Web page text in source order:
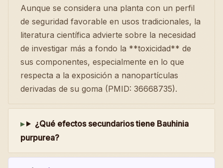
Aunque se considera una planta con un perfil
de seguridad favorable en usos tradicionales, la
literatura científica advierte sobre la necesidad
de investigar más a fondo la **toxicidad** de
sus componentes, especialmente en lo que
respecta a la exposición a nanopartículas
derivadas de su goma (PMID: 36668735).
¿Qué efectos secundarios tiene Bauhinia
purpurea?